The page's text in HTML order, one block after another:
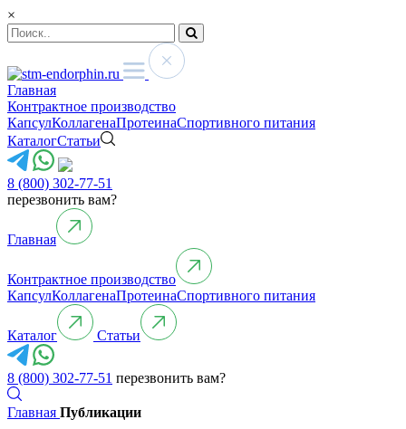
×
Главная
Контрактное производство
КапсулКоллагенаПротеинаСпортивного питания
КаталогСтатьи
8 (800) 302-77-51
перезвонить вам?
Главная
Контрактное производство
КапсулКоллагенаПротеинаСпортивного питания
Каталог Статьи
8 (800) 302-77-51 перезвонить вам?
Главная Публикации